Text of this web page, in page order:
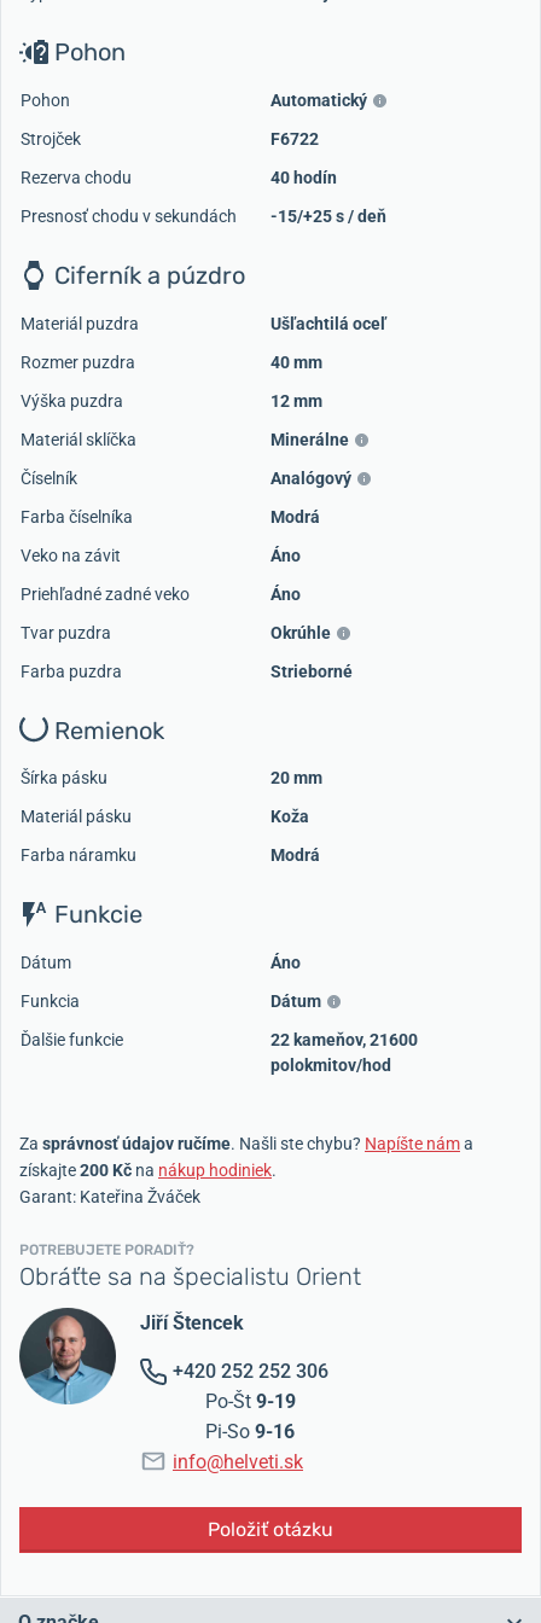
Pohon
Pohon
Automatický
Strojček
F6722
Rezerva chodu
40 hodín
Presnosť chodu v sekundách
-15/+25 s / deň
Ciferník a púzdro
Materiál puzdra
Ušľachtilá oceľ
Rozmer puzdra
40 mm
Výška puzdra
12 mm
Materiál sklíčka
Minerálne
Číselník
Analógový
Farba číselníka
Modrá
Veko na závit
Áno
Priehľadné zadné veko
Áno
Tvar puzdra
Okrúhle
Farba puzdra
Strieborné
Remienok
Šírka pásku
20 mm
Materiál pásku
Koža
Farba náramku
Modrá
Funkcie
Dátum
Áno
Funkcia
Dátum
Ďalšie funkcie
22 kameňov, 21600
polokmitov/hod
Za správnosť údajov ručíme. Našli ste chybu? Napíšte náma
získajte200 Kč na nákup hodiniek.
Garant: Kateřina Žváček
POTREBUJETE PORADIŤ?
Obráťte sa na špecialistu Orient
Jiří Štencek
+420 252 252 306
Po-Št 9-19
Pi-So 9-16
info@helveti.sk
Položiť otázku